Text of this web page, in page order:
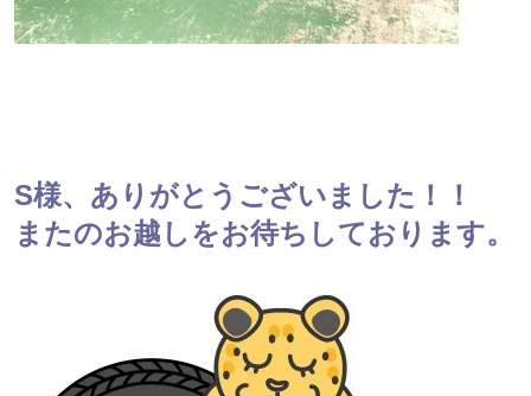
S様、ありがとうございました！！
またのお越しをお待ちしております。